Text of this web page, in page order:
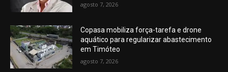
agosto 7, 2026
Copasa mobiliza força-tarefa e drone
aquático para regularizar abastecimento
em Timóteo
agosto 7, 2026